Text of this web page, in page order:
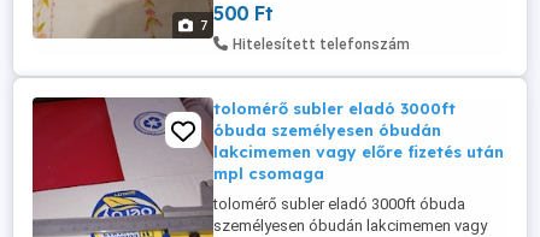
7 500 Ft
Hitelesített telefonszám
tolomérő subler eladó 3000ft
óbuda személyesen óbudán
lakcimemen vagy előre fizetés után
mpl csomaga
tolomérő subler eladó 3000ft óbuda
személyesen óbudán lakcimemen vagy